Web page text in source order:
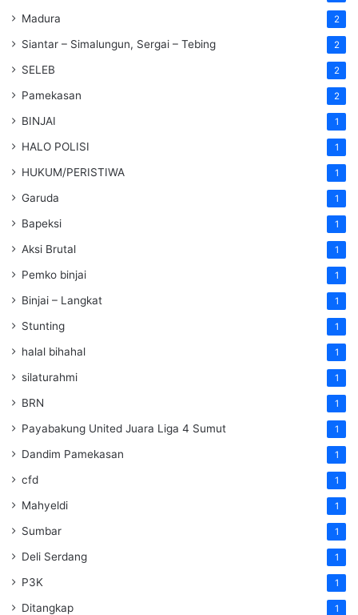
Madura 2
Siantar – Simalungun, Sergai – Tebing 2
SELEB 2
Pamekasan 2
BINJAI 1
HALO POLISI 1
HUKUM/PERISTIWA 1
Garuda 1
Bapeksi 1
Aksi Brutal 1
Pemko binjai 1
Binjai – Langkat 1
Stunting 1
halal bihahal 1
silaturahmi 1
BRN 1
Payabakung United Juara Liga 4 Sumut 1
Dandim Pamekasan 1
cfd 1
Mahyeldi 1
Sumbar 1
Deli Serdang 1
P3K 1
Ditangkap 1